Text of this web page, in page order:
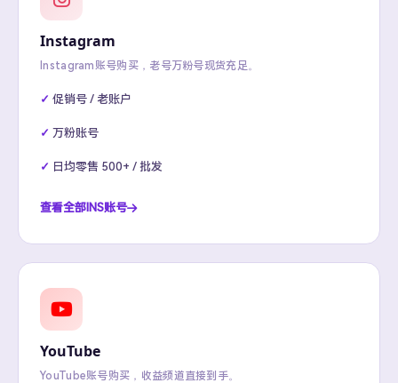
Instagram
Instagram账号购买，老号万粉号现货充足。
促销号 / 老账户
万粉账号
日均零售 500+ / 批发
查看全部INS账号
YouTube
YouTube账号购买，收益频道直接到手。